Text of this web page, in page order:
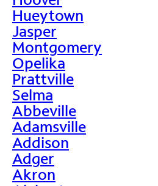
Hueytown
Jasper
Montgomery
Opelika
Prattville
Selma
Abbeville
Adamsville
Addison
Adger
Akron